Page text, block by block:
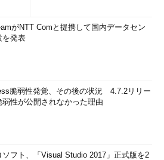
がNTT Comと提携して国内データセン
を発表
脆弱性発覚、その後の状況 4.7.2リリー
弱性が公開されなかった理由
ソフト、「Visual Studio 2017」正式版を2